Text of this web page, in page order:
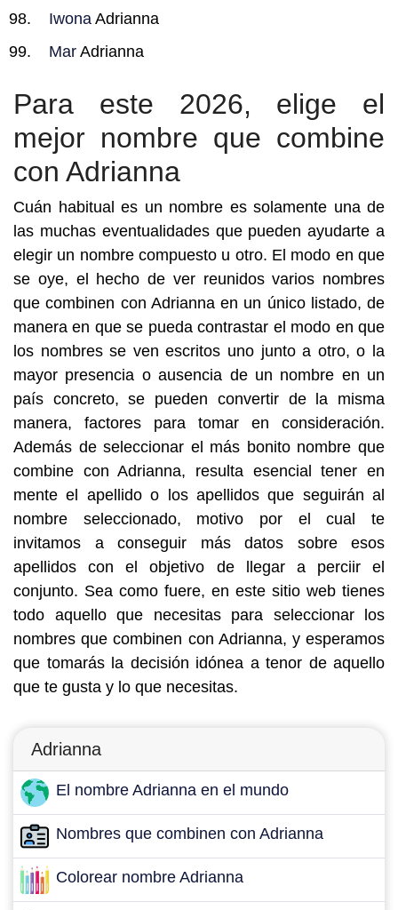
Iwona Adrianna
Mar Adrianna
Para este 2026, elige el
mejor nombre que combine
con Adrianna
Cuán habitual es un nombre es solamente una de
las muchas eventualidades que pueden ayudarte a
elegir un nombre compuesto u otro. El modo en que
se oye, el hecho de ver reunidos varios nombres
que combinen con Adrianna en un único listado, de
manera en que se pueda contrastar el modo en que
los nombres se ven escritos uno junto a otro, o la
mayor presencia o ausencia de un nombre en un
país concreto, se pueden convertir de la misma
manera, factores para tomar en consideración.
Además de seleccionar el más bonito nombre que
combine con Adrianna, resulta esencial tener en
mente el apellido o los apellidos que seguirán al
nombre seleccionado, motivo por el cual te
invitamos a conseguir más datos sobre esos
apellidos con el objetivo de llegar a perciir el
conjunto. Sea como fuere, en este sitio web tienes
todo aquello que necesitas para seleccionar los
nombres que combinen con Adrianna, y esperamos
que tomarás la decisión idónea a tenor de aquello
que te gusta y lo que necesitas.
Adrianna
El nombre Adrianna en el mundo
Nombres que combinen con Adrianna
Colorear nombre Adrianna